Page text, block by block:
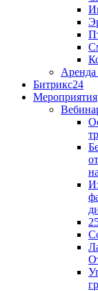
Аренда
Битрикс24
Мероприятия